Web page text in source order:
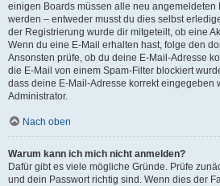
einigen Boards müssen alle neu angemeldeten
werden – entweder musst du dies selbst
der Registrierung wurde dir mitgeteilt, ob eine
Wenn du eine E-Mail erhalten hast, folge den
Ansonsten prüfe, ob du deine E-Mail-Adresse
die E-Mail von einem Spam-Filter blockiert
dass deine E-Mail-Adresse korrekt eingegeben
Administrator.
Nach oben
Warum kann ich mich nicht anmelden?
Dafür gibt es viele mögliche Gründe. Prüfe
und dein Passwort richtig sind. Wenn dies der